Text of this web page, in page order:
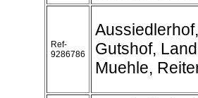
Ref-
9286786
Aussiedlerhof,
Gutshof,
Muehle,